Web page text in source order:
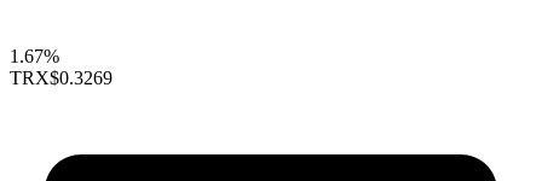
1.67%
TRX$0.3269